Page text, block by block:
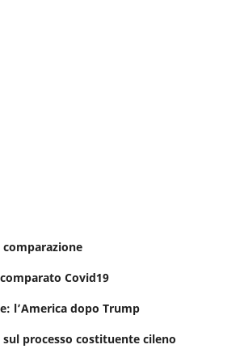
Covid19
l’America dopo Trump
processo costituente cileno